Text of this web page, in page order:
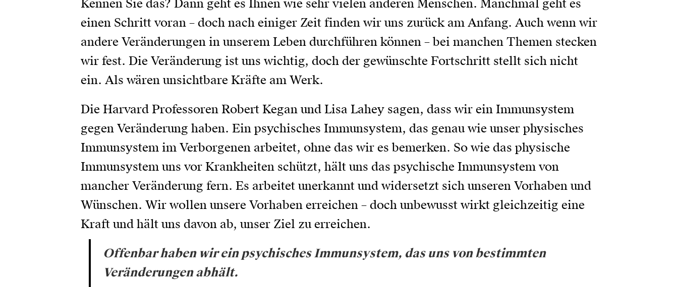
Kennen Sie das? Dann geht es Ihnen wie sehr vielen anderen Menschen. Manchmal geht es
einen Schritt voran – doch nach einiger Zeit finden wir uns zurück am Anfang. Auch wenn wir
andere Veränderungen in unserem Leben durchführen können – bei manchen Themen stecken
wir fest. Die Veränderung ist uns wichtig, doch der gewünschte Fortschritt stellt sich nicht
ein. Als wären unsichtbare Kräfte am Werk.
Die Harvard Professoren Robert Kegan und Lisa Lahey sagen, dass wir ein Immunsystem
gegen Veränderung haben. Ein psychisches Immunsystem, das genau wie unser physisches
Immunsystem im Verborgenen arbeitet, ohne das wir es bemerken. So wie das physische
Immunsystem uns vor Krankheiten schützt, hält uns das psychische Immunsystem von
mancher Veränderung fern. Es arbeitet unerkannt und widersetzt sich unseren Vorhaben und
Wünschen. Wir wollen unsere Vorhaben erreichen – doch unbewusst wirkt gleichzeitig eine
Kraft und hält uns davon ab, unser Ziel zu erreichen.
Offenbar haben wir ein psychisches Immunsystem, das uns von bestimmten
Veränderungen abhält.